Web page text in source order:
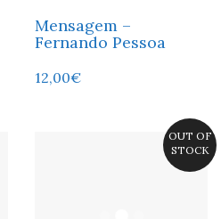
Mensagem –
Fernando Pessoa
12,00€
OUT OF
STOCK